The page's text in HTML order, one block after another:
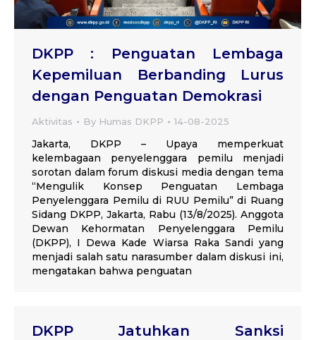
DKPP : Penguatan Lembaga
Kepemiluan Berbanding Lurus
dengan Penguatan Demokrasi
Aktivitas By Humas DKPP 14-08-2025
Jakarta, DKPP – Upaya memperkuat
kelembagaan penyelenggara pemilu menjadi
sorotan dalam forum diskusi media dengan tema
“Mengulik Konsep Penguatan Lembaga
Penyelenggara Pemilu di RUU Pemilu” di Ruang
Sidang DKPP, Jakarta, Rabu (13/8/2025). Anggota
Dewan Kehormatan Penyelenggara Pemilu
(DKPP), I Dewa Kade Wiarsa Raka Sandi yang
menjadi salah satu narasumber dalam diskusi ini,
mengatakan bahwa penguatan
DKPP Jatuhkan Sanksi